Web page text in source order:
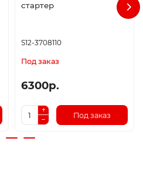
стартер
S12-3708110
Под заказ
6300р.
Под заказ